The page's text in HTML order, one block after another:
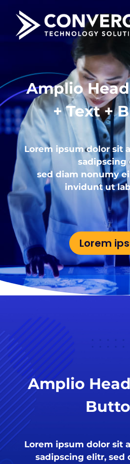
Amplio
+ Text +
Lorem ipsum dolor sit
sadipscing
sed diam nonumy
invidunt ut
Lorem
Amplio
Lorem ipsum dolor sit
sadipscing elitr, sed